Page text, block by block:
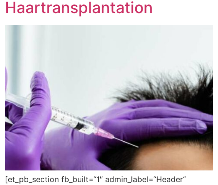
Haartransplantation
[et_pb_section fb_built=“1″ admin_label=“Header“